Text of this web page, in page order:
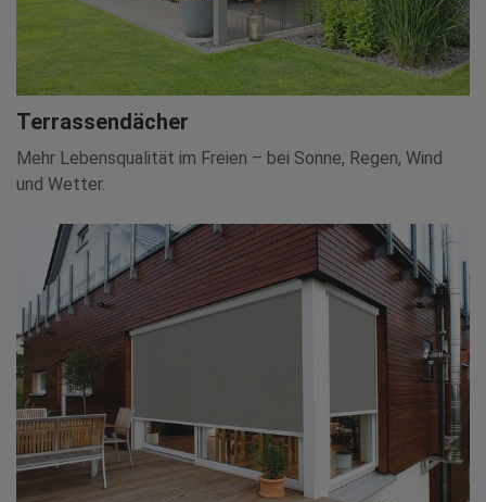
Terrassendächer
Mehr Lebensqualität im Freien – bei Sonne, Regen, Wind
und Wetter.